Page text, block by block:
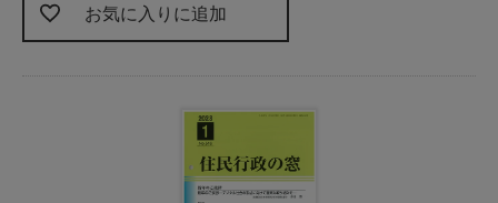
お気に入りに追加